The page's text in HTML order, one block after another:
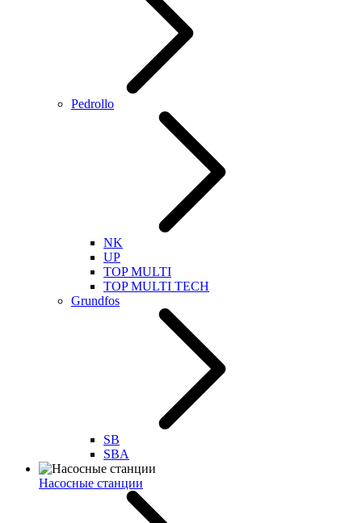
Pedrollo
NK
UP
TOP MULTI
TOP MULTI TECH
Grundfos
SB
SBA
Насосные станции